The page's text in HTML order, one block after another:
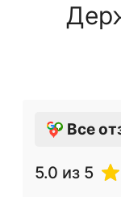
Все
5.0 из 5